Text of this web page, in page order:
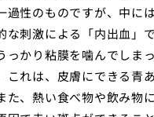
性のものですが、中に
刺激による「内出血」
かり粘膜を噛んでしま
れは、皮膚にできる青
、熱い食べ物や飲み物